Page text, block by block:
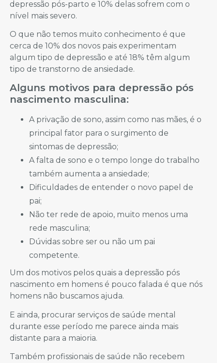
depressão pós-parto e 10% delas sofrem com o
nível mais severo.
O que não temos muito conhecimento é que
cerca de 10% dos novos pais experimentam
algum tipo de depressão e até 18% têm algum
tipo de transtorno de ansiedade.
Alguns motivos para depressão pós
nascimento masculina:
A privação de sono, assim como nas mães, é o
principal fator para o surgimento de
sintomas de depressão;
A falta de sono e o tempo longe do trabalho
também aumenta a ansiedade;
Dificuldades de entender o novo papel de
pai;
Não ter rede de apoio, muito menos uma
rede masculina;
Dúvidas sobre ser ou não um pai
competente.
Um dos motivos pelos quais a depressão pós
nascimento em homens é pouco falada é que nós
homens não buscamos ajuda.
E ainda, procurar serviços de saúde mental
durante esse período me parece ainda mais
distante para a maioria.
Também profissionais de saúde não recebem